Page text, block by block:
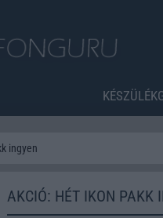
ingyen
AKCIÓ: HÉT IKON PAKK